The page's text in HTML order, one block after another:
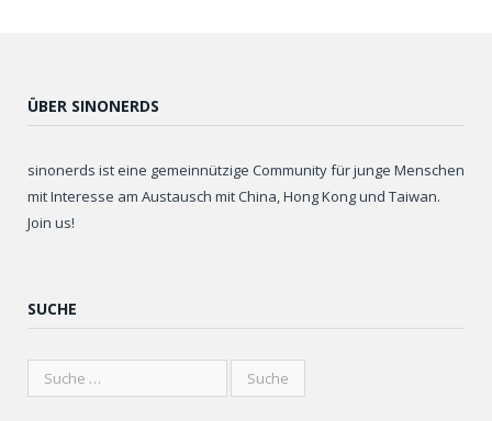
ÜBER SINONERDS
sinonerds ist eine gemeinnützige Community für junge Menschen
mit Interesse am Austausch mit China, Hong Kong und Taiwan.
Join us!
SUCHE